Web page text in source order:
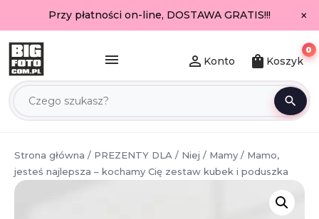
Przy płatności on-line, DOSTAWA GRATIS!!! ×
menu
search
person_outline Konto shopping_bag Koszyk
0
Strona główna / PREZENTY DLA / Niej / Mamy / Mamo,
jesteś najlepsza – kochamy Cię zestaw kubek i poduszka